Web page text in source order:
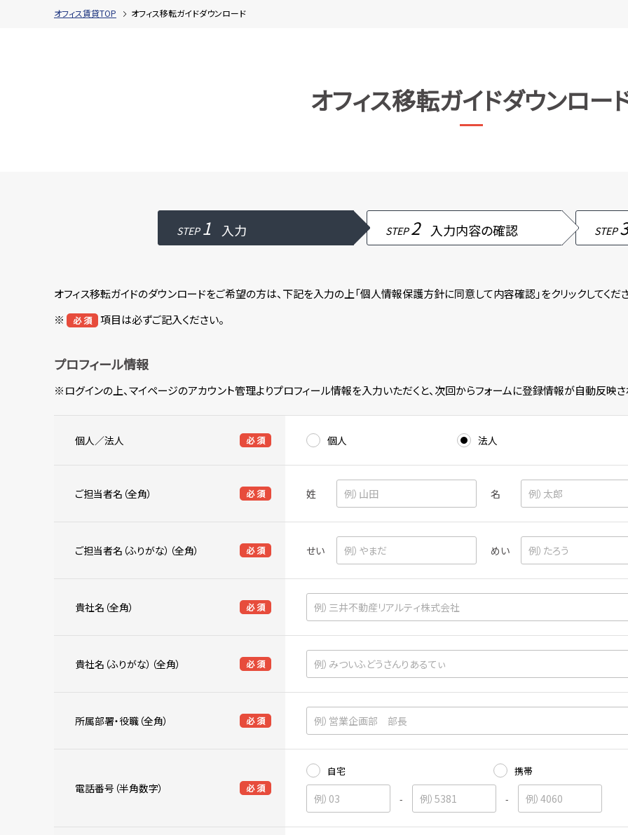
オフィス賃貸TOP オフィス移転ガイドダウンロード
オフィス移転ガイドダウンロー
STEP 1 入力 STEP2 入力内容の確認 STEP3
オフィス移転ガイドのダウンロードをご希望の方は、下記を入力の上「個人情報保護方針に同意して内容確認」をクリックしてくだ
※
必 須 項目は必ずご記入ください。
プロフィール情報
※ログインの上、マイページのアカウント管理よりプロフィール情報を入力いただくと、次回からフォームに登録情報が自動反映さ
個人／法人 必 須 個人 法人
ご担当者名（全角） 必 須 姓 名
ご担当者名（ふりがな）（全角） 必 須 せい めい
貴社名（全角） 必 須
貴社名（ふりがな）（全角） 必 須
所属部署・役職（全角） 必 須
電話番号（半角数字） 必 須
自宅 携帯
- -